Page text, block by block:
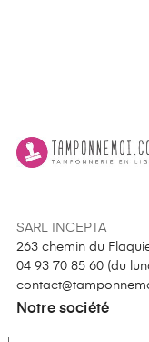
SARL INCEPTA
263 chemin du
04 93 70 85 60 (du
Notre société